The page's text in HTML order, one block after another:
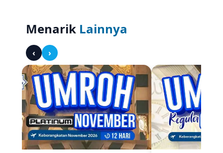
pemandangan hijau dan suasana hening. Cocok
bagi wisatawan yang ingin menikmati nuansa
alam yang lebih tenang.
6. Devoyage Bogor
Destinasi wisata bernuansa Eropa dengan
replika bangunan ikonik dunia. Banyak spot foto
menarik dan cocok untuk wisata keluarga.
7. The Jungle Waterpark
Taman air besar yang menyediakan berbagai
Menarik Lainnya
‹ ›